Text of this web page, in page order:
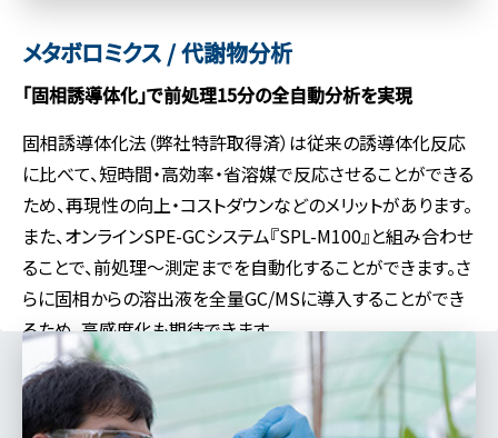
メタボロミクス / 代謝物分析
「固相誘導体化」で前処理15分の全自動分析を実現
固相誘導体化法（弊社特許取得済）は従来の誘導体化反応
に比べて、短時間・高効率・省溶媒で反応させることができる
ため、再現性の向上・コストダウンなどのメリットがあります。
また、オンラインSPE-GCシステム『SPL-M100』と組み合わせ
ることで、前処理～測定までを自動化することができます。さ
らに固相からの溶出液を全量GC/MSに導入することができ
るため、高感度化も期待できます。
対応分野
食品
製薬 バイオ